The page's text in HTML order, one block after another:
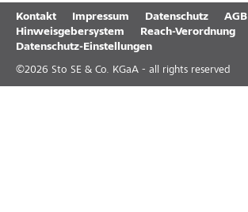
Kontakt Impressum Datenschutz
AGB
Hinweisgebersystem
Reach-Verordnung
Datenschutz-Einstellungen
©2026 Sto SE & Co. KGaA - all rights reserved